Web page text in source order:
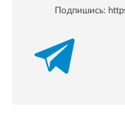
Подпишись: